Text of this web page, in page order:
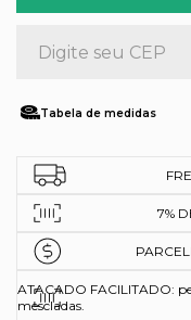
Tabela de medidas
7%
ATACADO FACILITADO:
mescladas.